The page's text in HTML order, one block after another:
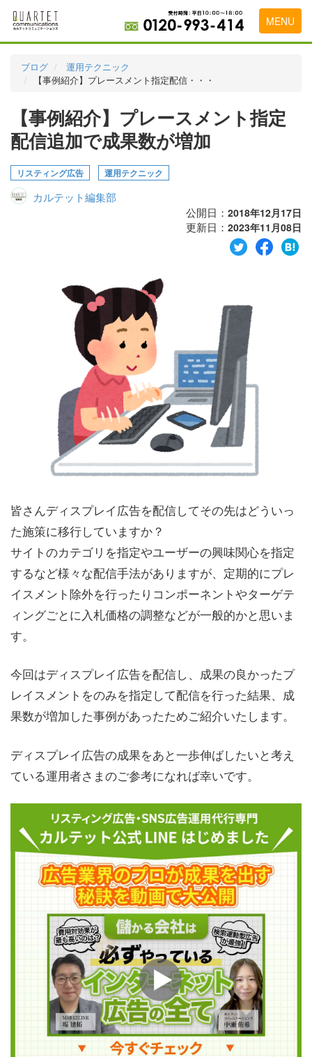
MENU
料金表
実績・お客様の声
初めて導入をお考えの方
代理店の乗り換えをお考えの方
広告代理店・HP制作会社様へ
お問い合わせ
ブログ
運用テクニック
【事例紹介】プレースメント指定配信・・・
【事例紹介】プレースメント指定
配信追加で成果数が増加
リスティング広告 運用テクニック
カルテット編集部
公開日： 2018年12月17日
更新日： 2023年11月08日
皆さんディスプレイ広告を配信してその先はどういっ
た施策に移行していますか？
サイトのカテゴリを指定やユーザーの興味関心を指定
するなど様々な配信手法がありますが、定期的にプレ
イスメント除外を行ったりコンポーネントやターゲテ
ィングごとに入札価格の調整などが一般的かと思いま
す。
今回はディスプレイ広告を配信し、成果の良かったプ
レイスメントをのみを指定して配信を行った結果、成
果数が増加した事例があったためご紹介いたします。
ディスプレイ広告の成果をあと一歩伸ばしたいと考え
ている運用者さまのご参考になれば幸いです。